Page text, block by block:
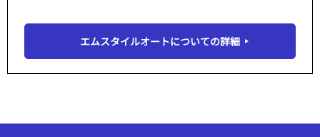
エムスタイルオートについての詳細